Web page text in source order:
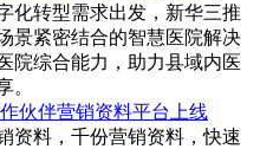
化转型需求出发，新华三推
景紧密结合的智慧医院解决
院综合能力，助力县域内医
。
伙伴营销资料平台上线
资料，千份营销资料，快速